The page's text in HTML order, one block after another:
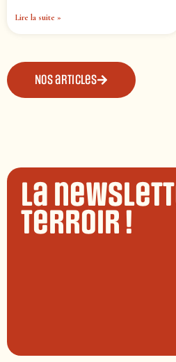
Lire la suite »
Nos articles
La
terroir !